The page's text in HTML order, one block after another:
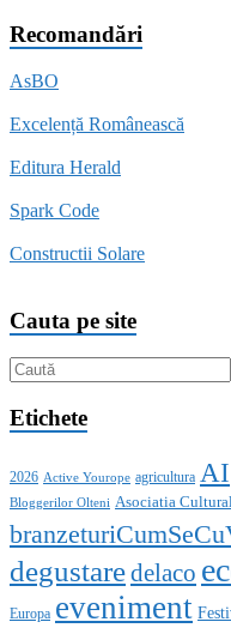
Recomandări
AsBO
Excelență Românească
Editura Herald
Spark Code
Constructii Solare
Cauta pe site
Etichete
2026 Active Yourope agricultura AI
Bloggerilor Olteni Asociatia
degustaredelaco
Europa eveniment